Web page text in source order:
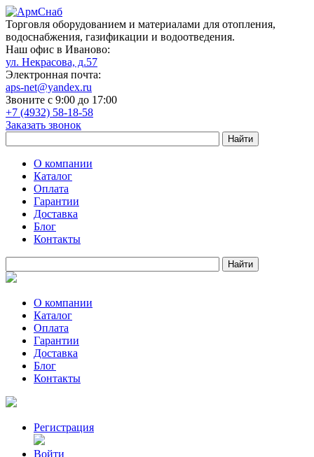
Торговля оборудованием и материалами для отопления,
водоснабжения, газификации и водоотведения.
Наш офис в Иваново:
ул. Некрасова, д.57
Электронная почта:
aps-net@yandex.ru
Звоните с 9:00 до 17:00
+7 (4932) 58-18-58
Заказать звонок
О компании
Каталог
Оплата
Гарантии
Доставка
Блог
Контакты
О компании
Каталог
Оплата
Гарантии
Доставка
Блог
Контакты
Регистрация
Войти